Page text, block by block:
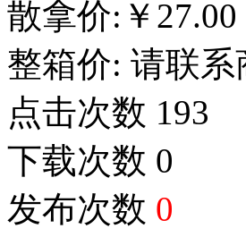
散拿价: ￥ 27.00
整箱价: 请联系
点击次数 193
下载次数 0
发布次数 0